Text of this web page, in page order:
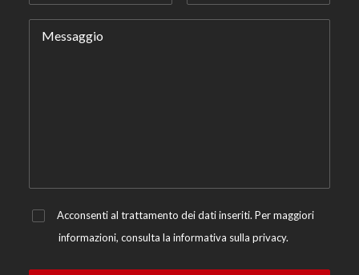
Acconsenti al trattamento dei dati inseriti. Per maggiori
informazioni, consulta la informativa sulla privacy.